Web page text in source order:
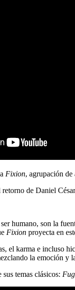
Fixion, agrupación de
retorno de Daniel
humano, son la
Fixion proyecta en
el karma e incluso
la emoción y
temas clásicos: